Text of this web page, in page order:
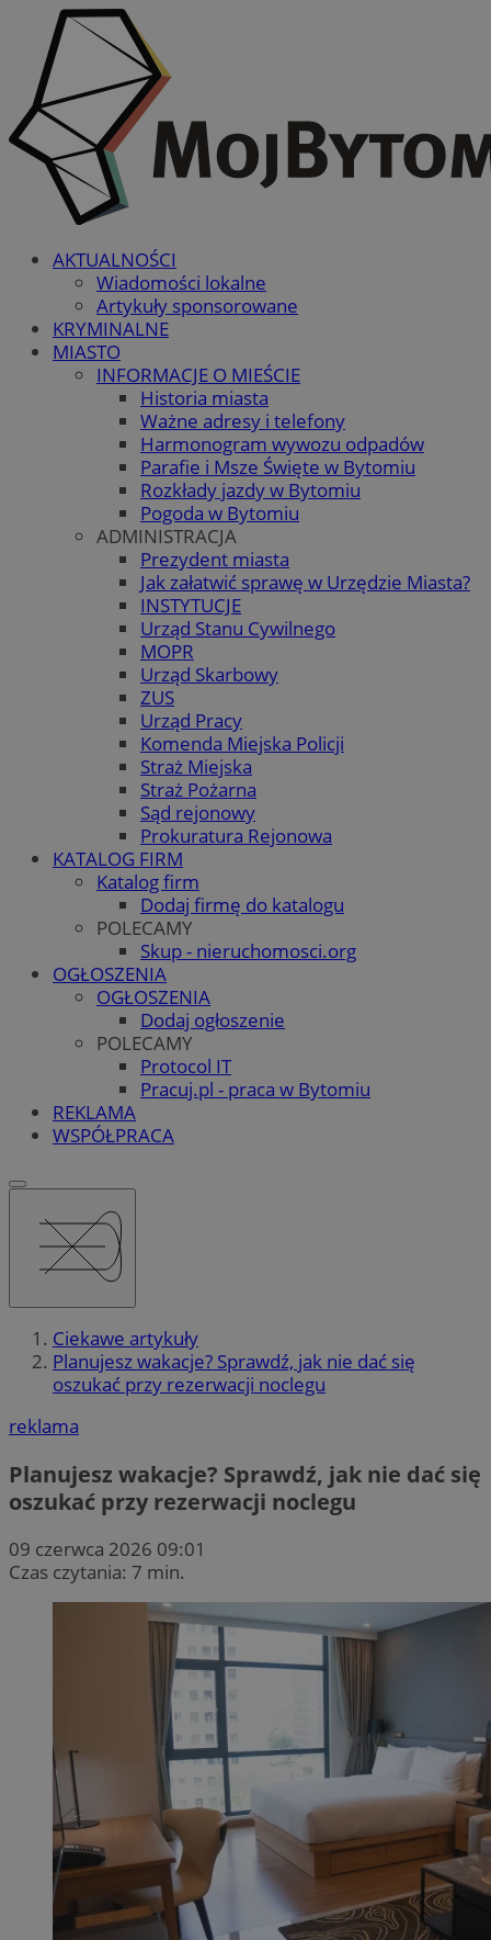
AKTUALNOŚCI
Wiadomości lokalne
Artykuły sponsorowane
KRYMINALNE
MIASTO
INFORMACJE O MIEŚCIE
Historia miasta
Ważne adresy i telefony
Harmonogram wywozu odpadów
Parafie i Msze Święte w Bytomiu
Rozkłady jazdy w Bytomiu
Pogoda w Bytomiu
ADMINISTRACJA
Prezydent miasta
Jak załatwić sprawę w Urzędzie Miasta?
INSTYTUCJE
Urząd Stanu Cywilnego
MOPR
Urząd Skarbowy
ZUS
Urząd Pracy
Komenda Miejska Policji
Straż Miejska
Straż Pożarna
Sąd rejonowy
Prokuratura Rejonowa
KATALOG FIRM
Katalog firm
Dodaj firmę do katalogu
POLECAMY
Skup - nieruchomosci.org
OGŁOSZENIA
OGŁOSZENIA
Dodaj ogłoszenie
POLECAMY
Protocol IT
Pracuj.pl - praca w Bytomiu
REKLAMA
WSPÓŁPRACA
Ciekawe artykuły
Planujesz wakacje? Sprawdź, jak nie dać się
oszukać przy rezerwacji noclegu
reklama
Planujesz wakacje? Sprawdź, jak nie dać się
oszukać przy rezerwacji noclegu
09 czerwca 2026 09:01
Czas czytania: 7 min.